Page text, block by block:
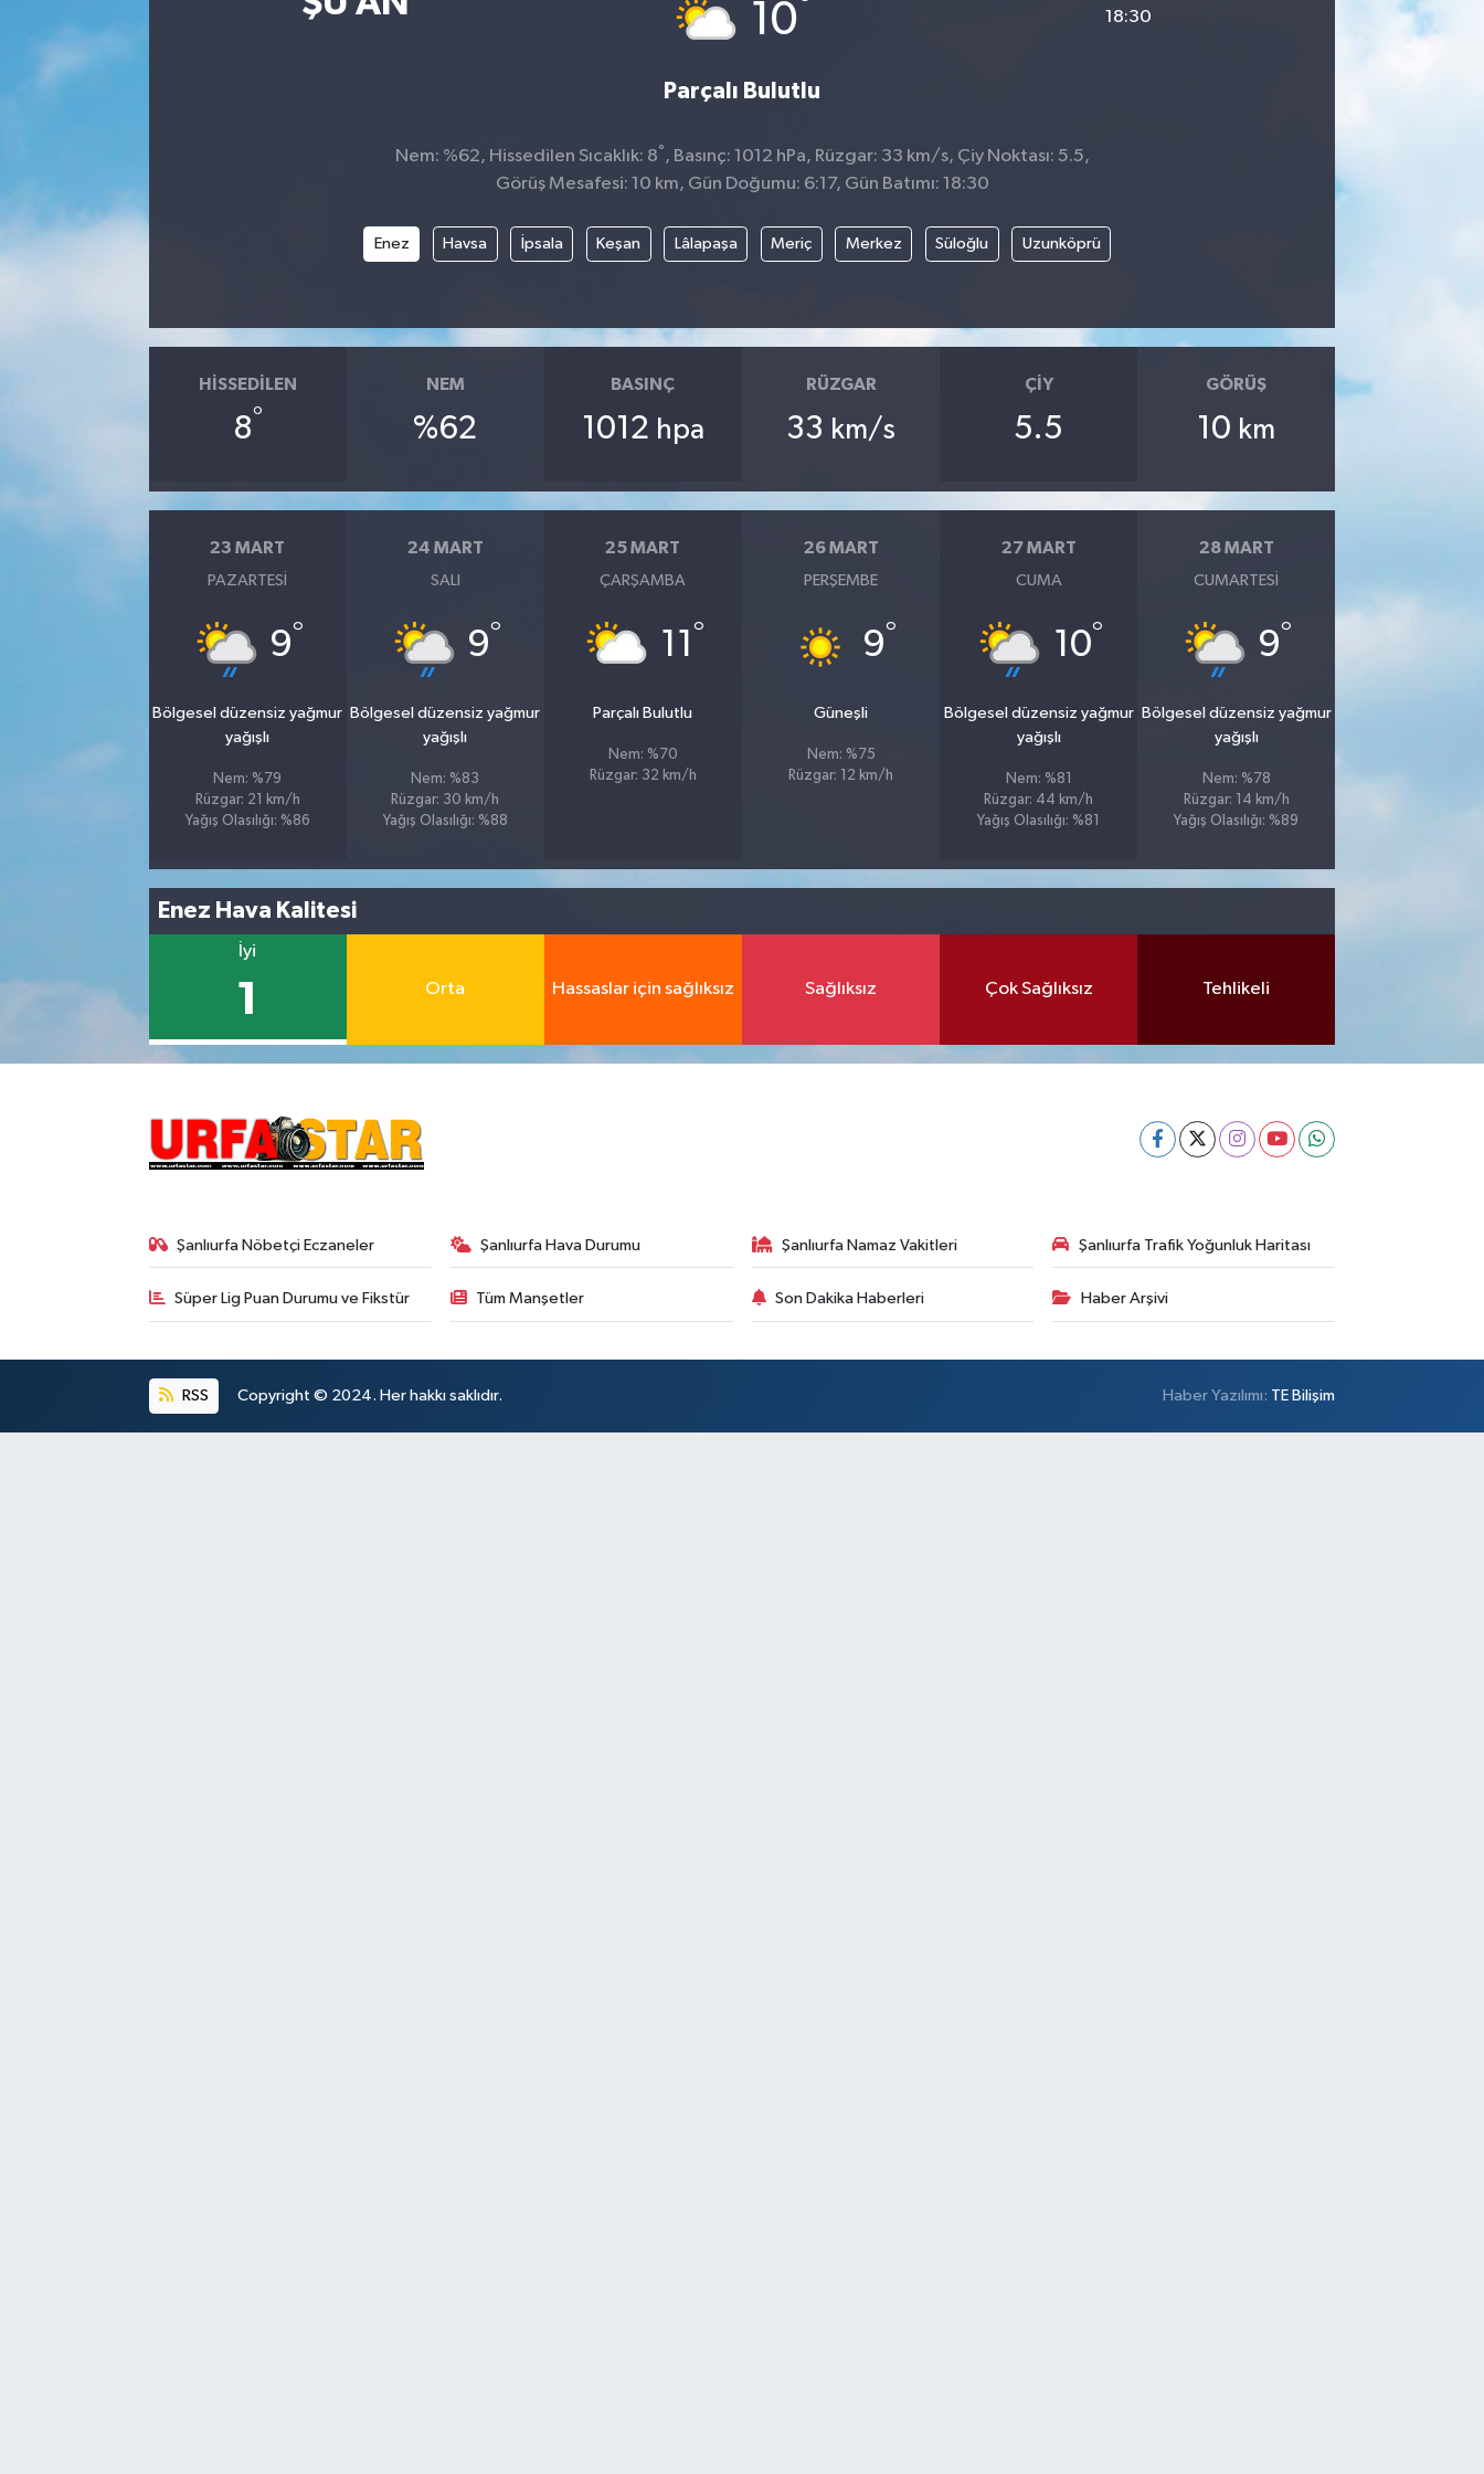
10
Parçalı Bulutlu
18:30
Nem: %62, Hissedilen Sıcaklık: 8° , Basınç: 1012 hPa, Rüzgar: 33 km/s, Çiy Noktası: 5.5,
Görüş Mesafesi: 10 km, Gün Doğumu: 6:17, Gün Batımı: 18:30
Enez Havsa İpsala Keşan Lâlapaşa Meriç Merkez Süloğlu Uzunköprü
HISSEDILEN
8°
NEM
%62
BASINÇ
1012 hpa
RÜZGAR
33 km/s
ÇIY
5.5
GÖRÜŞ
10 km
23 MART
PAZARTESI
9°
Bölgesel düzensiz yağmur
yağışlı
Nem: %79
Rüzgar: 21 km/h
Yağış Olasılığı: %86
24 MART
SALI
9°
Bölgesel düzensiz yağmur
yağışlı
Nem: %83
Rüzgar: 30 km/h
Yağış Olasılığı: %88
25 MART
ÇARŞAMBA
11 °
Parçalı Bulutlu
Nem: %70
Rüzgar: 32 km/h
26 MART
PERŞEMBE
9°
Güneşli
Nem: %75
Rüzgar: 12 km/h
27 MART
CUMA
10°
Bölgesel düzensiz yağmur
yağışlı
Nem: %81
Rüzgar: 44 km/h
Yağış Olasılığı: %81
28 MART
CUMARTESI
9°
Bölgesel düzensiz yağmur
yağışlı
Nem: %78
Rüzgar: 14 km/h
Yağış Olasılığı: %89
Enez Hava Kalitesi
İyi
1 Orta Hassaslar için sağlıksız Sağlıksız Çok Sağlıksız Tehlikeli
Şanlıurfa Nöbetçi Eczaneler Şanlıurfa Hava Durumu Şanlıurfa Namaz Vakitleri Şanlıurfa Trafik Yoğunluk Haritası
Süper Lig Puan Durumu ve Fikstür Tüm Manşetler Son Dakika Haberleri Haber Arşivi
RSS Copyright © 2024. Her hakkı saklıdır. Haber Yazılımı: TE Bilişim